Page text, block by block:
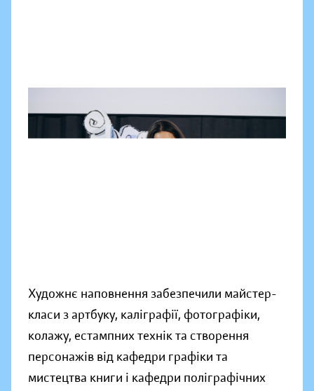
Художнє наповнення забезпечили майстер-
класи з артбуку, каліграфії, фотографіки,
колажу, естампних технік та створення
персонажів від кафедри графіки та
мистецтва книги і кафедри поліграфічних